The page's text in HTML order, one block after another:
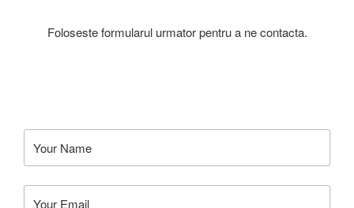
Foloseste formularul urmator pentru a ne contacta.